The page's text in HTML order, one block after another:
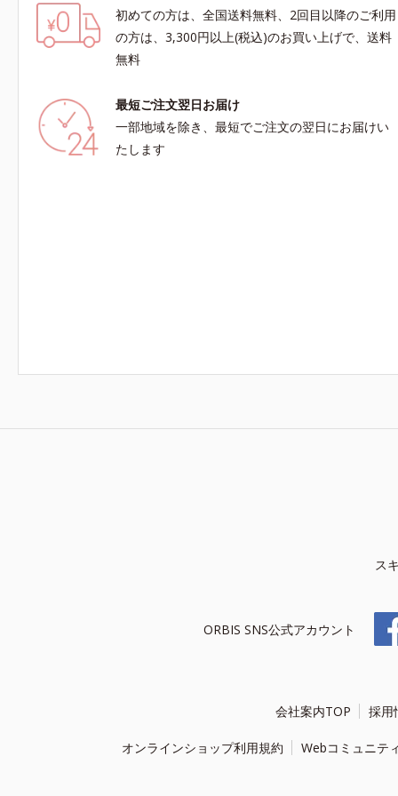
初めての方は、全国送料無料、2回目以降のご利用
の方は、3,300円以上(税込)のお買い上げで、送料
無料
最短ご注文翌日お届け
一部地域を除き、最短でご注文の翌日にお届けい
たします
ス
ORBIS SNS公式アカウント
会社案内TOP 採用
オンラインショップ利用規約 Webコミュニテ